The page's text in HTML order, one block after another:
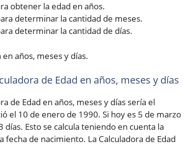
obtener la edad en años.
determinar la cantidad de meses.
determinar la cantidad de días.
años, meses y días.
de Edad en años, meses y días
de Edad en años, meses y días sería el
el 10 de enero de 1990. Si hoy es 5 de marzo
Esto se calcula teniendo en cuenta la
de nacimiento. La Calculadora de Edad